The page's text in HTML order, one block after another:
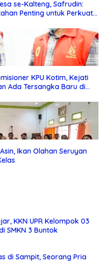
se-Kalteng, Safrudin:
Penting untuk Perkuat
KPU Kotim, Kejati
Ada Tersangka Baru di
Ikan Olahan Seruyan
KKN UPR Kelompok 03
SMKN 3 Buntok
di Sampit, Seorang Pria